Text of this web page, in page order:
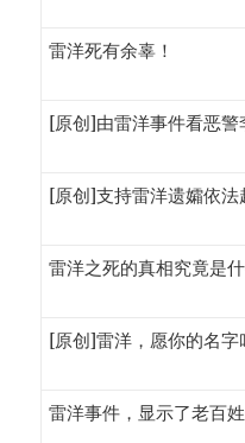
雷洋死有余辜！
[原创]由雷洋事件看恶
[原创]支持雷洋遗孀依
雷洋之死的真相究竟是
[原创]雷洋，愿你的名
雷洋事件，显示了老百